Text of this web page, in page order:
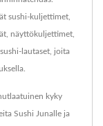
sushi-kuljettimet,
näyttökuljettimet,
lautaset, joita
kyky
Sushi Junalle ja